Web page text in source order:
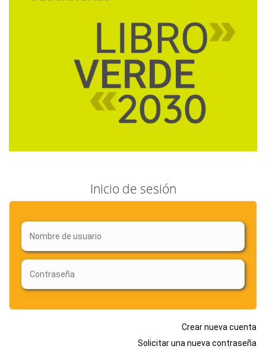
Inicio de sesión
Crear nueva cuenta
Solicitar una nueva contraseña